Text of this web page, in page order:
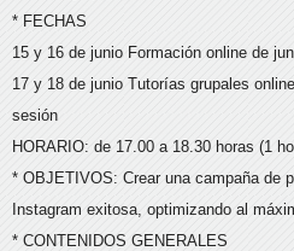
* FECHAS
15 y 16 de junio Formación online de
17 y 18 de junio Tutorías grupales
sesión
HORARIO: de 17.00 a 18.30 horas (1
* OBJETIVOS: Crear una campaña de
Instagram exitosa, optimizando al
* CONTENIDOS GENERALES